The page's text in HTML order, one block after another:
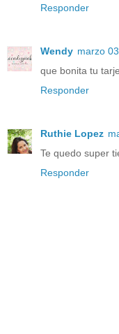
Responder
Wendy marzo
que bonita tu
Responder
Ruthie Lopez
Te quedo super
Responder